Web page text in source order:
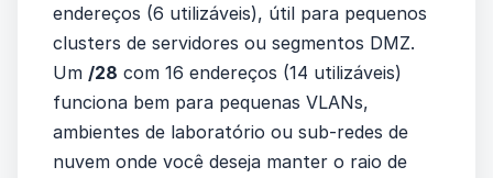
endereços (6 utilizáveis), útil para pequenos
clusters de servidores ou segmentos DMZ.
Um /28 com 16 endereços (14 utilizáveis)
funciona bem para pequenas VLANs,
ambientes de laboratório ou sub-redes de
nuvem onde você deseja manter o raio de